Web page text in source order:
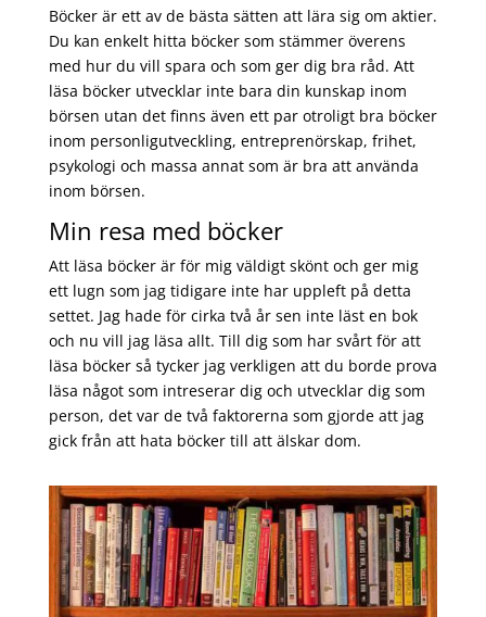
Böcker är ett av de bästa sätten att lära sig om aktier.
Du kan enkelt hitta böcker som stämmer överens
med hur du vill spara och som ger dig bra råd. Att
läsa böcker utvecklar inte bara din kunskap inom
börsen utan det finns även ett par otroligt bra böcker
inom personligutveckling, entreprenörskap, frihet,
psykologi och massa annat som är bra att använda
inom börsen.
Min resa med böcker
Att läsa böcker är för mig väldigt skönt och ger mig
ett lugn som jag tidigare inte har uppleft på detta
settet. Jag hade för cirka två år sen inte läst en bok
och nu vill jag läsa allt. Till dig som har svårt för att
läsa böcker så tycker jag verkligen att du borde prova
läsa något som intreserar dig och utvecklar dig som
person, det var de två faktorerna som gjorde att jag
gick från att hata böcker till att älskar dom.